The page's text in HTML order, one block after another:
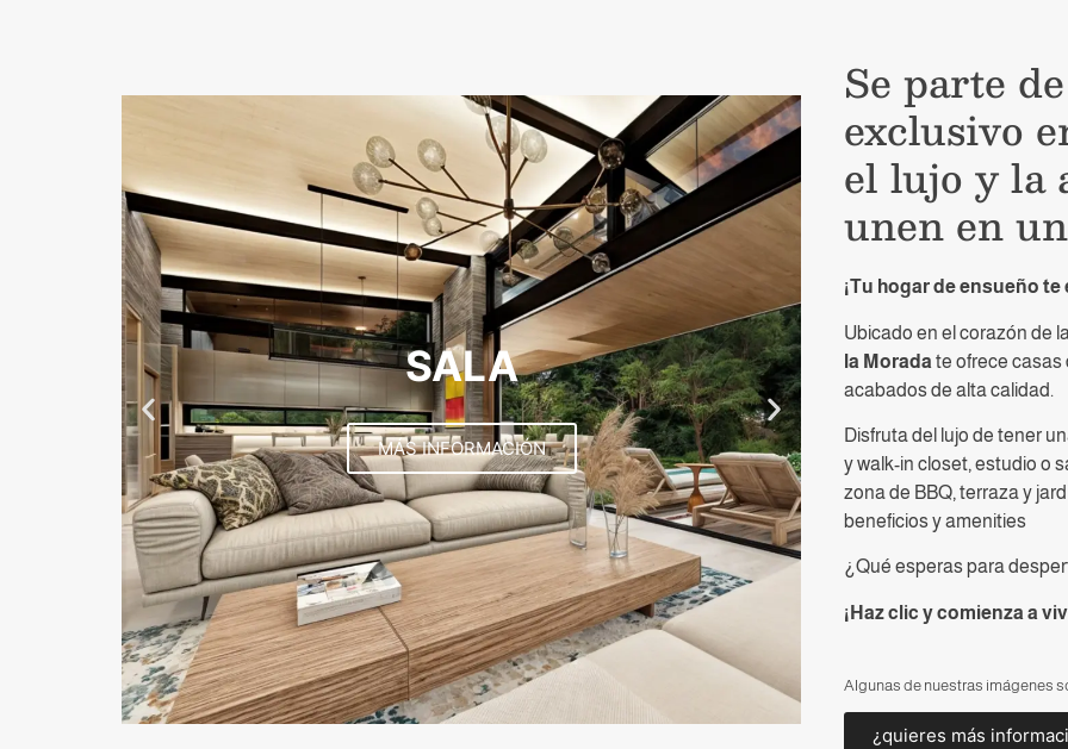
SALA
MÁS INFORMACIÓN
Se parte
exclusivo
el lujo y la
unen en
¡Tu hogar de ensueño te
Ubicado en el corazón de
la Morada te ofrece casas
acabados de alta calidad.
Disfruta del lujo de tener
y walk-in closet, estudio o
zona de BBQ, terraza y
beneficios y amenities
¿Qué esperas para
¡Haz clic y comienza a
Algunas de nuestras imágenes
¿quieres más